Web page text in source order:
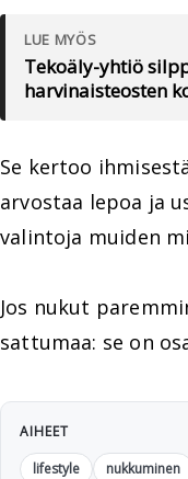
LUE MYÖS
Tekoäly-yhtiö
harvinaisteosten
Se kertoo
arvostaa lepoa ja
valintoja muiden
Jos nukut
sattumaa: se on
AIHEET
lifestyle
nukkuminen